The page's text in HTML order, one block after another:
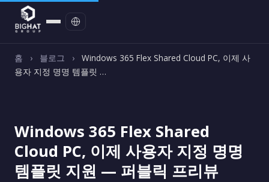
홈 › 블로그 ›
Windows 365 Flex Shared Cloud PC, 이제 사
용자 지정 명명 템플릿 …
Windows 365 Flex Shared
Cloud PC, 이제 사용자 지정 명명
템플릿 지원 — 퍼블릭 프리뷰